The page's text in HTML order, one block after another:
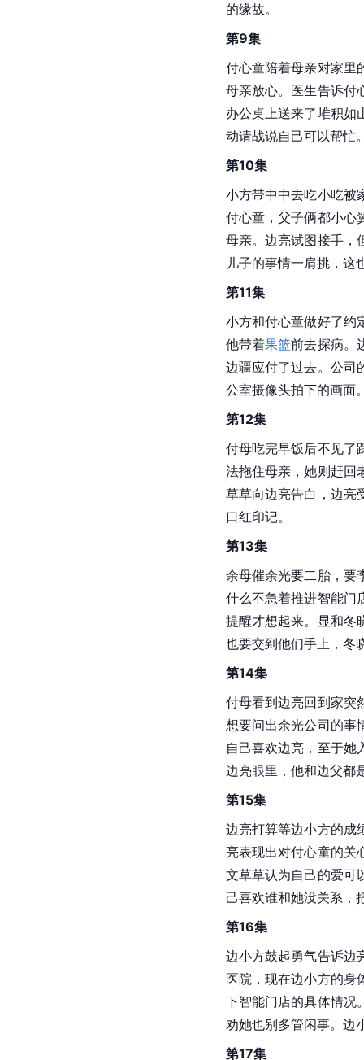
的缘故。
第9集
付心童陪着母亲对家里
母亲放心。医生告诉付
办公桌上送来了堆积如
动请战说自己可以帮忙
第10集
小方带中中去吃小吃被
付心童，父子俩都小心
母亲。边亮试图接手，
儿子的事情一肩挑，这
第11集
小方和付心童做好了约
他带着果篮前去探病。
边疆应付了过去。公司
公室摄像头拍下的画面
第12集
付母吃完早饭后不见了
法拖住母亲，她则赶回
草草向边亮告白，边亮
口红印记。
第13集
余母催余光要二胎，要
什么不急着推进智能门
提醒才想起来。显和冬
也要交到他们手上，冬
第14集
付母看到边亮回到家突
想要问出余光公司的事
自己喜欢边亮，至于她
边亮眼里，他和边父都
第15集
边亮打算等边小方的成
亮表现出对付心童的关
文草草认为自己的爱可
己喜欢谁和她没关系，
第16集
边小方鼓起勇气告诉边
医院，现在边小方的身
下智能门店的具体情况
劝她也别多管闲事。边
第17集